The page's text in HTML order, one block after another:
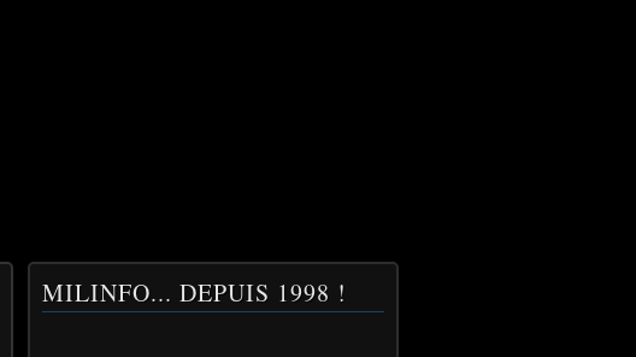
MILINFO... DEPUIS 1998 !